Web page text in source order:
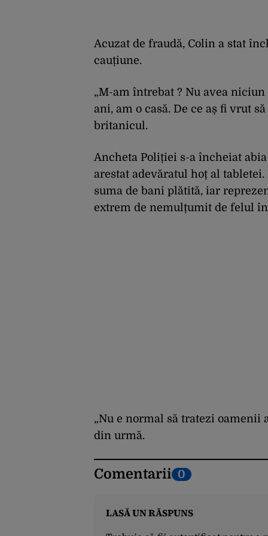
Acuzat de fraudă, Colin a stat
cauțiune.
„M-am întrebat ? Nu avea niciun
ani, am o casă. De ce aș fi vrut
britanicul.
Ancheta Poliției s-a încheiat
arestat adevăratul hoț al
suma de bani plătită, iar
extrem de nemulțumit de felul
„Nu e normal să tratezi oamenii
din urmă.
Comentarii 0
LASĂ UN RĂSPUNS